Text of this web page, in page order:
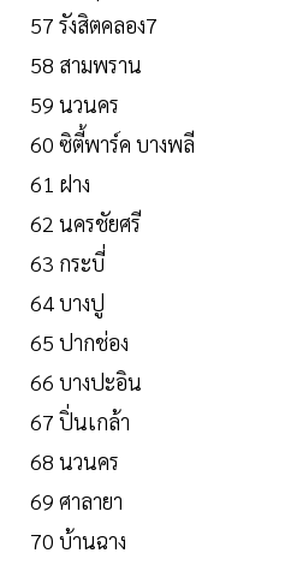
57 รังสิตคลอง7
58 สามพราน
59 นวนคร
60 ซิตี้พาร์ค บางพลี
61 ฝาง
62 นครชัยศรี
63 กระบี่
64 บางปู
65 ปากช่อง
66 บางปะอิน
67 ปิ่นเกล้า
68 นวนคร
69 ศาลายา
70 บ้านฉาง